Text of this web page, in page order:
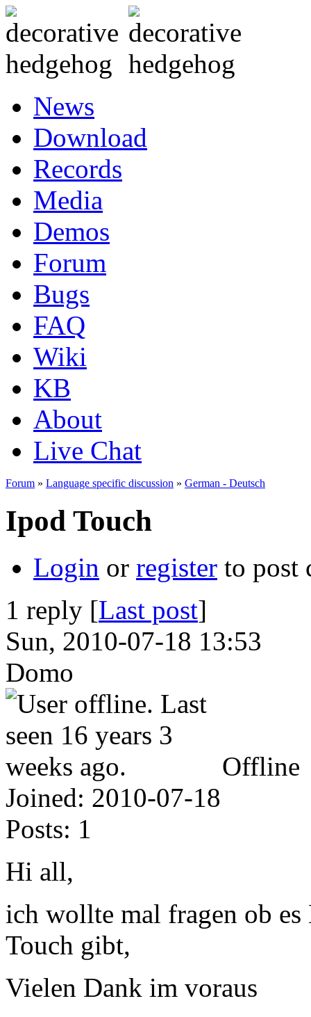
News
Download
Records
Media
Demos
Forum
Bugs
FAQ
Wiki
KB
About
Live Chat
Forum » Language specific discussion » German - Deutsch
Ipod Touch
Login or register to post
1 reply [Last post]
Sun, 2010-07-18 13:53
Domo
Offline
Joined: 2010-07-18
Posts: 1
Hi all,
ich wollte mal fragen ob
Touch gibt,
Vielen Dank im voraus